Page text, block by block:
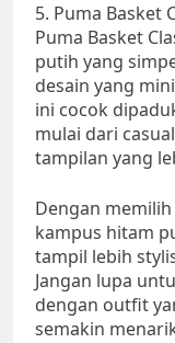
5. Puma Basket
Puma Basket
putih yang
desain yang
ini cocok
mulai dari
tampilan yang
Dengan
kampus hitam
tampil lebih
Jangan lupa
dengan outfit
semakin